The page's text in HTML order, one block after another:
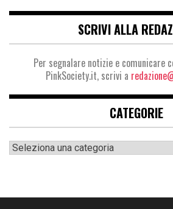
SCRIVI ALLA
Per segnalare notizie e comunicare
PinkSociety.it, scrivi a
CATEGORIE
Categorie